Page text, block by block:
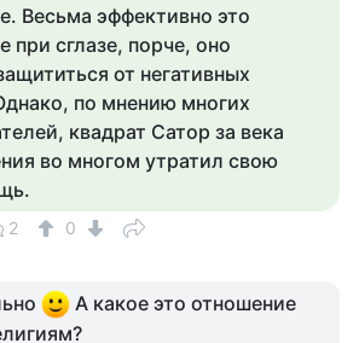
Весьма эффективно это
при сглазе, порче, оно
от негативных
по мнению многих
квадрат Сатор за века
во многом утратил свою
2 0
А какое это отношение